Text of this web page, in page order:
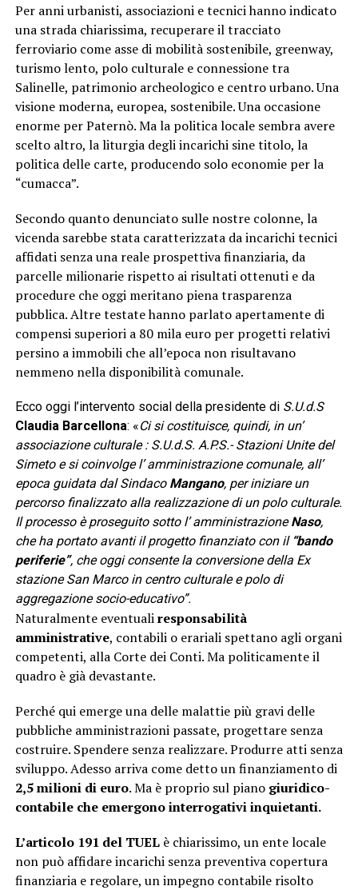
Per anni urbanisti, associazioni e tecnici hanno indicato
una strada chiarissima, recuperare il tracciato
ferroviario come asse di mobilità sostenibile, greenway,
turismo lento, polo culturale e connessione tra
Salinelle, patrimonio archeologico e centro urbano. Una
visione moderna, europea, sostenibile. Una occasione
enorme per Paternò. Ma la politica locale sembra avere
scelto altro, la liturgia degli incarichi sine titolo, la
politica delle carte, producendo solo economie per la
“cumacca”.
Secondo quanto denunciato sulle nostre colonne, la
vicenda sarebbe stata caratterizzata da incarichi tecnici
affidati senza una reale prospettiva finanziaria, da
parcelle milionarie rispetto ai risultati ottenuti e da
procedure che oggi meritano piena trasparenza
pubblica. Altre testate hanno parlato apertamente di
compensi superiori a 80 mila euro per progetti relativi
persino a immobili che all’epoca non risultavano
nemmeno nella disponibilità comunale.
Ecco oggi l’intervento social della presidente di S.U.d.S
Claudia Barcellona: «Ci si costituisce, quindi, in un’
associazione culturale : S.U.d.S. A.P.S.- Stazioni Unite del
Simeto e si coinvolge l’ amministrazione comunale, all’
epoca guidata dal Sindaco Mangano, per iniziare un
percorso finalizzato alla realizzazione di un polo culturale.
Il processo è proseguito sotto l’ amministrazioneNaso,
che ha portato avanti il progetto finanziato con il “bando
periferie”, che oggi consente la conversione della Ex
stazione San Marco in centro culturale e polo di
aggregazione socio-educativo”.
Naturalmente eventualiresponsabilità
amministrative, contabili o erariali spettano agli organi
competenti, alla Corte dei Conti. Ma politicamente il
quadro è già devastante.
Perché qui emerge una delle malattie più gravi delle
pubbliche amministrazioni passate, progettare senza
costruire. Spendere senza realizzare. Produrre atti senza
sviluppo. Adesso arriva come detto un finanziamento di
2,5 milioni di euro. Ma è proprio sul piano giuridico-
contabile che emergono interrogativi inquietanti.
L’articolo 191 del TUELè chiarissimo, un ente locale
non può affidare incarichi senza preventiva copertura
finanziaria e regolare, un impegno contabile risolto